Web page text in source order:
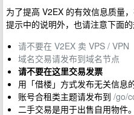
为了提高 V2EX 的有效信息质量
提示中的说明外，也请注意下面的
请不要在 V2EX 卖 VPS / VPN
域名交易请发布到域名节点
请不要在这里交易发票
用「借楼」方式发布无关信息
账号合租类主题请发布到 /go/
二手交易是用于出售自用物件